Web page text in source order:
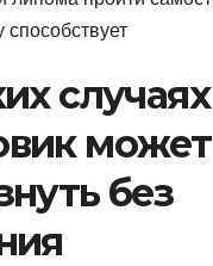
случаях
может
без